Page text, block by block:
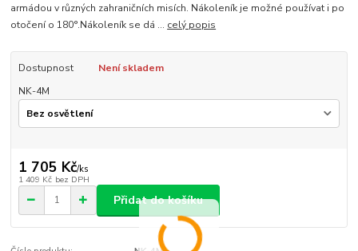
armádou v různých zahraničních misích. Nákoleník je možné používat i po
otočení o 180°.Nákoleník se dá ... celý popis
Dostupnost
Není skladem
NK-4M
1 705 Kč/ks
1 409 Kč bez DPH
Přidat do košíku